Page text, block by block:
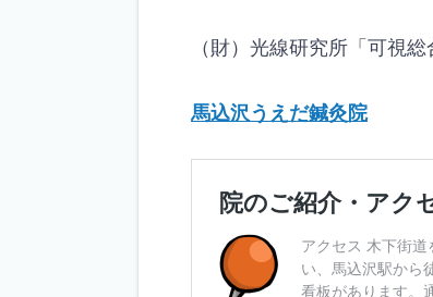
（財）光線研究所「可視
馬込沢うえだ鍼灸院